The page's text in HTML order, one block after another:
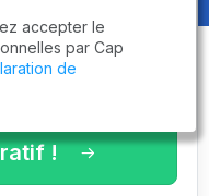
des
à vos
!
!
accepter le
par Cap
de